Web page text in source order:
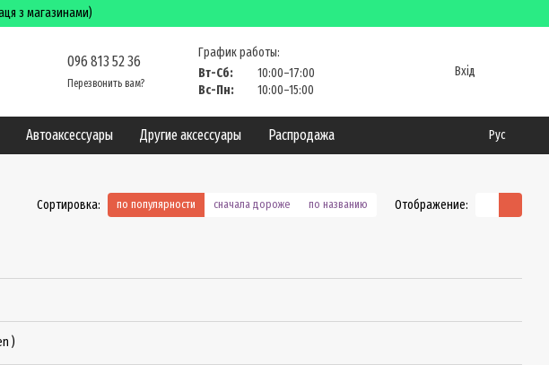
з магазинами)
096 813 52 36
Перезвонить вам?
График работы:
Вт-Сб:
10:00–17:00
Вс-Пн:
10:00–15:00
Вхід
Автоаксессуары Другие аксессуары Распродажа Рус
Сортировка: по популярности сначала дороже по названию Отображение:
)